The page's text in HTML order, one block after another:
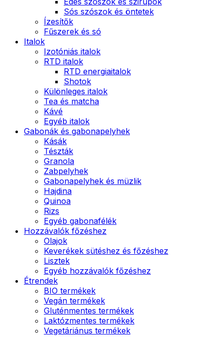
Sós szószok és öntetek
Ízesítők
Fűszerek és só
Italok
Izotóniás italok
RTD italok
RTD energiaitalok
Shotok
Különleges italok
Tea és matcha
Kávé
Egyéb italok
Gabonák és gabonapelyhek
Kásák
Tészták
Granola
Zabpelyhek
Gabonapelyhek és müzlik
Hajdina
Quinoa
Rizs
Egyéb gabonafélék
Hozzávalók főzéshez
Olajok
Keverékek sütéshez és főzéshez
Lisztek
Egyéb hozzávalók főzéshez
Étrendek
BIO termékek
Vegán termékek
Gluténmentes termékek
Laktózmentes termékek
Vegetáriánus termékek